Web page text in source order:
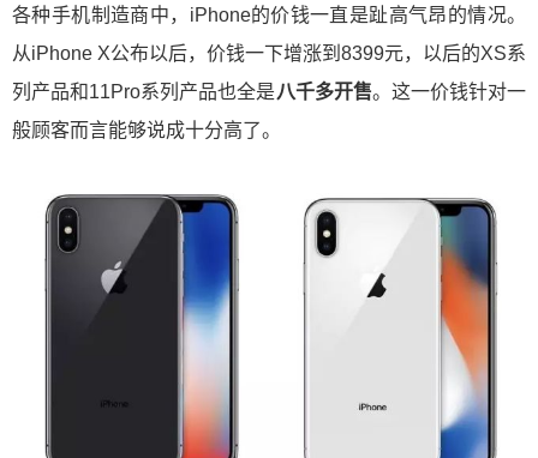
各种手机制造商中，iPhone的价钱一直是趾高气昂的情况。
从iPhone X公布以后，价钱一下增涨到8399元，以后的XS系
列产品和11Pro系列产品也全是八千多开售。这一价钱针对一
般顾客而言能够说成十分高了。